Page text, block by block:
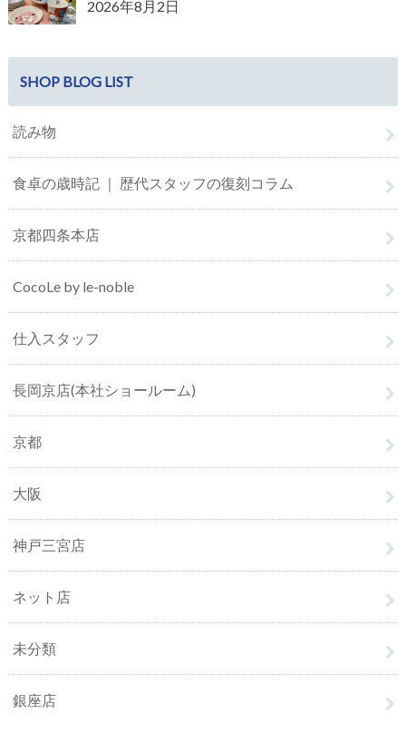
2026年8月2日
SHOP BLOG LIST
読み物
食卓の歳時記 ｜ 歴代スタッフの復刻コラム
京都四条本店
CocoLe by le-noble
仕入スタッフ
長岡京店(本社ショールーム)
京都
大阪
神戸三宮店
ネット店
未分類
銀座店